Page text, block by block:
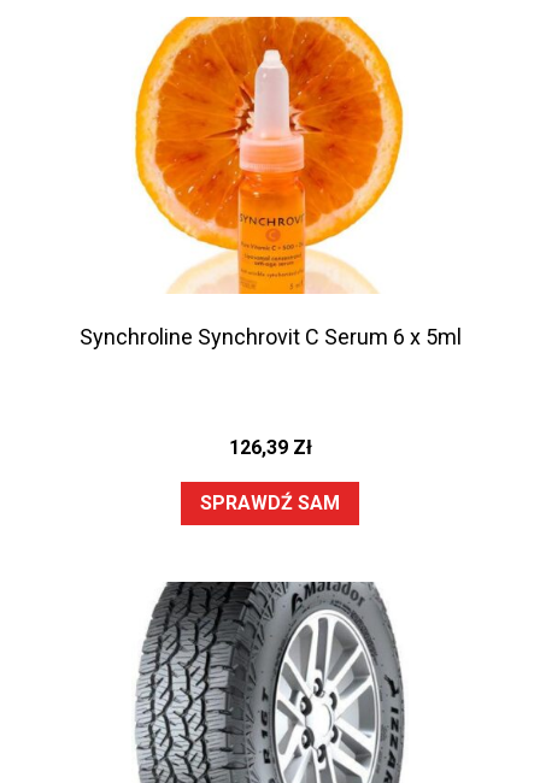
Synchroline Synchrovit C Serum 6 x 5ml
126,39 Zł
SPRAWDŹ SAM